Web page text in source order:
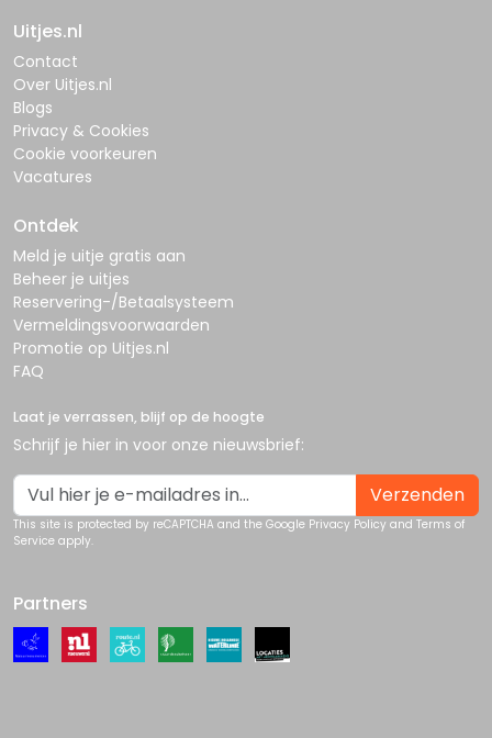
Uitjes.nl
Contact
Over Uitjes.nl
Blogs
Privacy & Cookies
Cookie voorkeuren
Vacatures
Ontdek
Meld je uitje gratis aan
Beheer je uitjes
Reservering-/Betaalsysteem
Vermeldingsvoorwaarden
Promotie op Uitjes.nl
FAQ
Laat je verrassen, blijf op de hoogte
Schrijf je hier in voor onze nieuwsbrief:
Verzenden
This site is protected by reCAPTCHA and the Google Privacy Policy and Terms of
Service apply.
Partners